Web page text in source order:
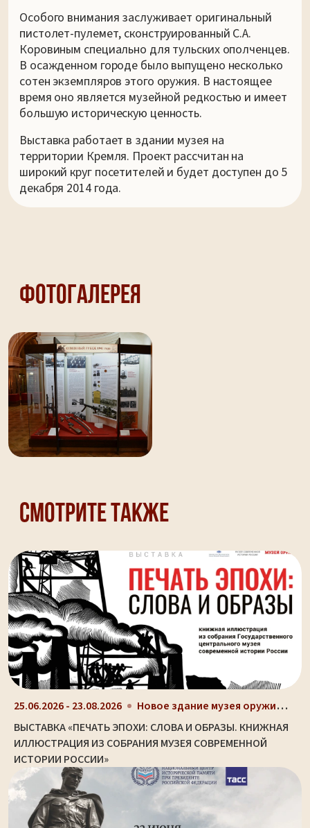
Особого внимания заслуживает оригинальный
пистолет-пулемет, сконструированный С.А.
Коровиным специально для тульских ополченцев.
В осажденном городе было выпущено несколько
сотен экземпляров этого оружия. В настоящее
время оно является музейной редкостью и имеет
большую историческую ценность.
Выставка работает в здании музея на
территории Кремля. Проект рассчитан на
широкий круг посетителей и будет доступен до 5
декабря 2014 года.
Фотогалерея
Смотрите также
25.06.2026 - 23.08.2026 Новое здание музея оружия (ул. Октябрьская, д. 2)
ВЫСТАВКА «ПЕЧАТЬ ЭПОХИ: СЛОВА И ОБРАЗЫ. КНИЖНАЯ
ИЛЛЮСТРАЦИЯ ИЗ СОБРАНИЯ МУЗЕЯ СОВРЕМЕННОЙ
ИСТОРИИ РОССИИ»